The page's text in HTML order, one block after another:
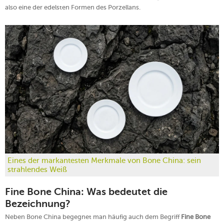
also eine der edelsten Formen des Porzellans.
Eines der markantesten Merkmale von Bone China: sein
strahlendes Weiß
Fine Bone China: Was bedeutet die
Bezeichnung?
Neben Bone China begegnet man häufig auch dem Begriff Fine Bone